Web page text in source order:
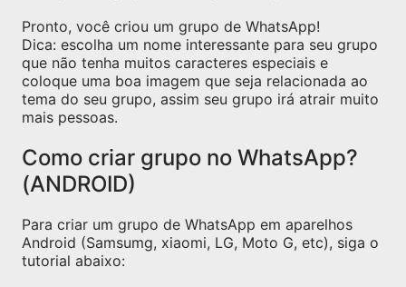
Pronto, você criou um grupo de WhatsApp!
Dica: escolha um nome interessante para seu grupo
que não tenha muitos caracteres especiais e
coloque uma boa imagem que seja relacionada ao
tema do seu grupo, assim seu grupo irá atrair muito
mais pessoas.
Como criar grupo no WhatsApp?
(ANDROID)
Para criar um grupo de WhatsApp em aparelhos
Android (Samsumg, xiaomi, LG, Moto G, etc), siga o
tutorial abaixo: